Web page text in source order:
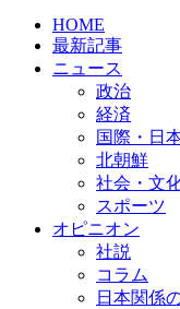
HOME
最新記事
ニュース
政治
経済
国際・日
北朝鮮
社会・文
スポーツ
オピニオン
社説
コラム
日本関係